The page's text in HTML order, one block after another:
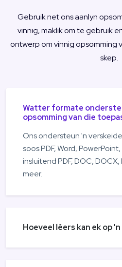
Gebruik net ons aanlyn
vinnig, maklik om te gebruik
ontwerp om vinnig opsomming
skep.
Watter formate
opsomming van die
Ons ondersteun 'n
soos PDF, Word,
insluitend PDF, DOC, DOCX,
meer.
Hoeveel lêers kan ek op